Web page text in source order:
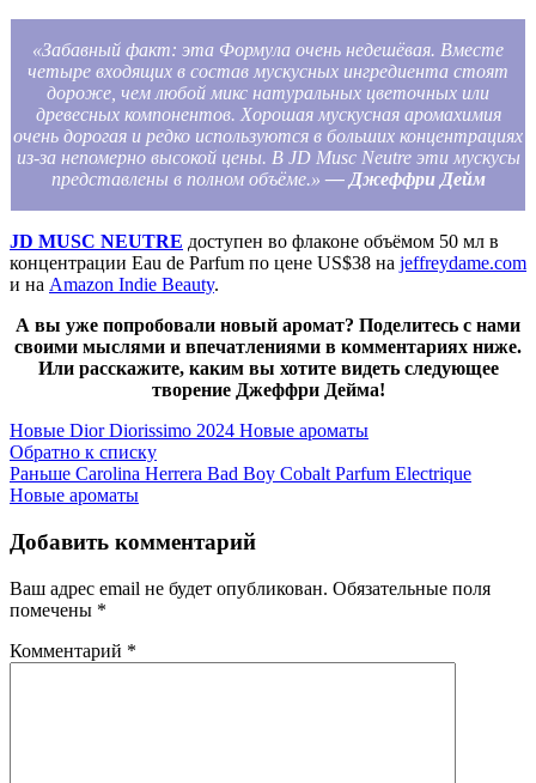
«Забавный факт: эта Формула очень недешёвая. Вместе
четыре входящих в состав мускусных ингредиента стоят
дороже, чем любой микс натуральных цветочных или
древесных компонентов. Хорошая мускусная аромахимия
очень дорогая и редко используются в больших концентрациях
из-за непомерно высокой цены. В JD Musc Neutre эти мускусы
представлены в полном объёме.»— Джеффри Дейм
JD MUSC NEUTRE доступен во флаконе объёмом 50 мл в
концентрации Eau de Parfum по цене US$38 на jeffreydame.com
и на Amazon Indie Beauty.
А вы уже попробовали новый аромат? Поделитесь с нами
своими мыслями и впечатлениями в комментариях ниже.
Или расскажите, каким вы хотите видеть следующее
творение Джеффри Дейма!
Новые Dior Diorissimo 2024 Новые ароматы
Обратно к списку
Раньше Carolina Herrera Bad Boy Cobalt Parfum Electrique
Новые ароматы
Добавить комментарий
Ваш адрес email не будет опубликован. Обязательные поля
помечены *
Комментарий *